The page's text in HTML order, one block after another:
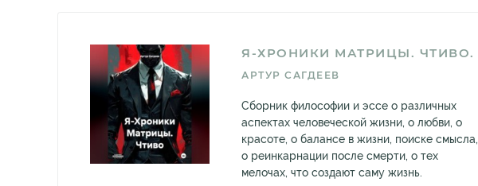
Я-ХРОНИКИ МАТРИЦЫ. ЧТИВО.
АРТУР САГДЕЕВ
Сборник философии и эссе о различных
аспектах человеческой жизни, о любви, о
красоте, о балансе в жизни, поиске смысла,
о реинкарнации после смерти, о тех
мелочах, что создают саму жизнь.